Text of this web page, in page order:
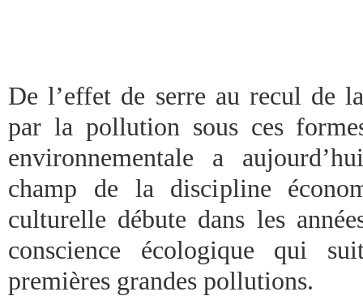
De l’effet de serre au recul de
par la pollution sous ces
environnementale a
champ de la discipline
culturelle débute dans les
conscience écologique qui
premières grandes pollutions.